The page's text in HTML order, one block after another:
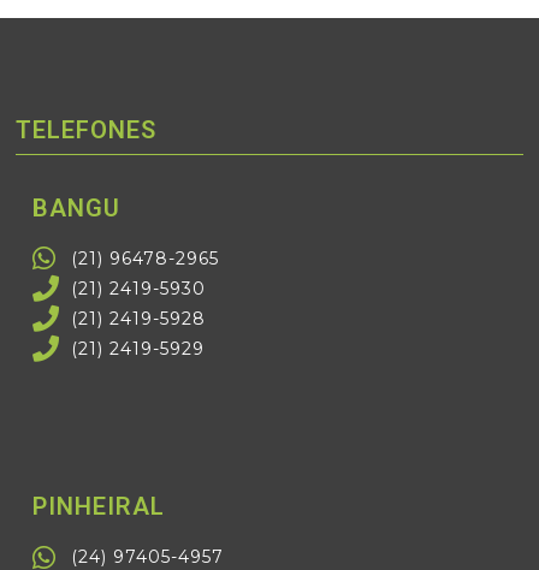
TELEFONES
BANGU
(21) 96478-2965
(21) 2419-5930
(21) 2419-5928
(21) 2419-5929
PINHEIRAL
(24) 97405-4957